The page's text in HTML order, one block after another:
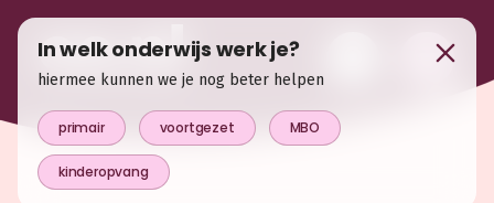
In welk onderwijs werk je?
hiermee kunnen we je nog beter helpen
primair voortgezet MBO
kinderopvang